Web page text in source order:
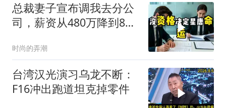
总裁妻子宣布调我去分公
司，薪资从480万降到8
时尚的弄潮
台湾汉光演习乌龙不断：
F16冲出跑道坦克掉零件